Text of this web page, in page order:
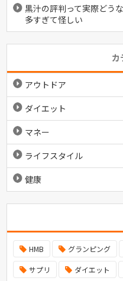
黒汁の評判って実際どう
多すぎて怪しい
カ
アウトドア
ダイエット
マネー
ライフスタイル
健康
HMB グランピング
サプリ ダイエット